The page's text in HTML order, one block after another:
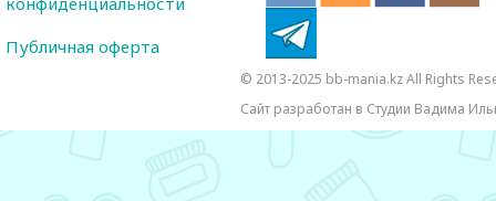
Публичная оферта
© 2013-2025 bb-mania.kz All Rights
Сайт разработан в Студии Вадима